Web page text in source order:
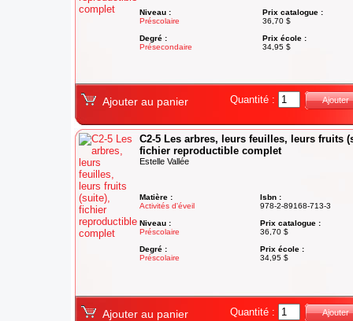
Niveau :
Préscolaire
Degré :
Présecondaire
Prix catalogue :
36,70 $
Prix école :
34,95 $
Ajouter au panier Quantité : Ajouter
C2-5 Les arbres, leurs feuilles, leurs fruits
fichier reproductible complet
Estelle Vallée
Matière :
Activités d'éveil
Niveau :
Préscolaire
Degré :
Préscolaire
Isbn :
978-2-89168-713-3
Prix catalogue :
36,70 $
Prix école :
34,95 $
Ajouter au panier Quantité : Ajouter